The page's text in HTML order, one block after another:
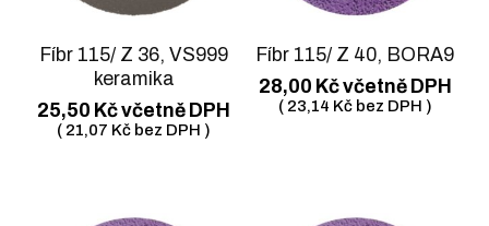
Fíbr 115/ Z 36, VS999
keramika
25,50 Kčvčetně DPH
( 21,07 Kč bez DPH )
Fíbr 115/ Z 40, BORA9
28,00 Kčvčetně DPH
( 23,14 Kčbez DPH )